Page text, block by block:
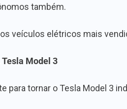
também.
veículos elétricos mais
Tesla Model 3
para tornar o Tesla Model 3